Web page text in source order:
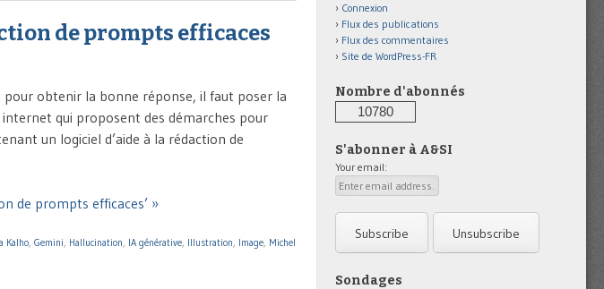
de prompts efficaces
pour obtenir la bonne réponse, il faut poser la
qui proposent des démarches pour
un logiciel d’aide à la rédaction de
de prompts efficaces’ »
Kalho, Gemini, Hallucination, IA générative, Illustration, Image, Michel
Connexion
Flux des publications
Flux des commentaires
Site de WordPress-FR
Nombre d'abonnés
10780
S'abonner à A&SI
Your email:
Sondages